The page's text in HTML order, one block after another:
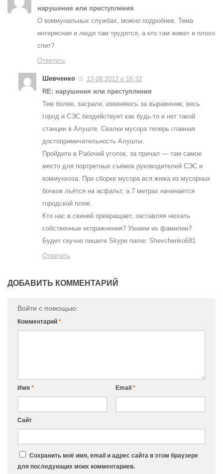
нарушения или преступления
О коммунальных службах, можно подробнее. Тема
интересная и люди там трудятся, а кто там живет и плохо
спит?
Ответить
Шевченко
13.08.2012 в 16:32
RE: нарушения или преступления
Тем более, засрали, извиняюсь за выражение, весь
город и СЭС бездействует как будь-то и нет такой
станции в Алуште. Свалки мусора теперь главная
достопримечательность Алушты.
Пройдите в Рабочий уголок, за причал — там самое
место для портретных съёмок руководителей СЭС и
коммунхоза. При сборке мусора вся жижа из мусорных
бочков льётся на асфальт, а 7 метрах начинается
городской пляж.
Кто нас в свиней превращает, заставляя нюхать
собственные испражнения? Узнаем их фамилии?
Будет скучно пишите Skype name: Shevchenko681
Ответить
ДОБАВИТЬ КОММЕНТАРИЙ
Войти с помощью:
Комментарий *
Имя * Email *
Сайт
Сохранить моё имя, email и адрес сайта в этом браузере
для последующих моих комментариев.